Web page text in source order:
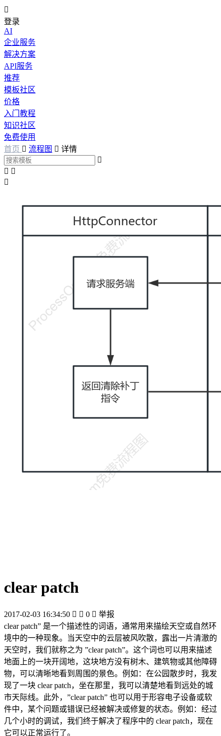

登录
AI
企业服务
解决方案
API服务
推荐
模板社区
价格
入门教程
知识社区
免费使用
首页  流程图  详情

 

clear patch
2017-02-03 16:34:50   0  举报
clear patch” 是一个描述性的词语，通常用来描绘天空或自然环
境中的一种现象。当天空中的云层被风吹散，露出一片清澈的
天空时，我们就称之为 ”clear patch”。这个词也可以用来描述
地面上的一块开阔地，这块地方没有树木、建筑物或其他障碍
物，可以清晰地看到周围的景色。例如：在公园散步时，我发
现了一块 clear patch，坐在那里，我可以清楚地看到远处的城
市天际线。此外，”clear patch” 也可以用于形容电子设备或软
件中，某个问题或错误已经被解决或修复的状态。例如：经过
几个小时的调试，我们终于解决了程序中的 clear patch，现在
它可以正常运行了。